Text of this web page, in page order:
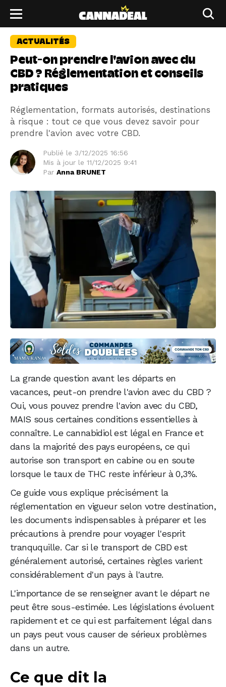
ACTUALITÉS
Peut-on prendre l'avion avec du
CBD ? Réglementation et conseils
pratiques
Réglementation, formats autorisés, destinations
à risque : tout ce que vous devez savoir pour
prendre l'avion avec votre CBD.
Publié le 3/12/2025 16:56
Mis à jour le 11/12/2025 9:41
Par Anna BRUNET
La grande question avant les départs en
vacances, peut-on prendre l'avion avec du CBD ?
Oui, vous pouvez prendre l'avion avec du CBD,
MAIS sous certaines conditions essentielles à
connaître. Le cannabidiol est légal en France et
dans la majorité des pays européens, ce qui
autorise son transport en cabine ou en soute
lorsque le taux de THC reste inférieur à 0,3%.
Ce guide vous explique précisément la
réglementation en vigueur selon votre destination,
les documents indispensables à préparer et les
précautions à prendre pour voyager l'esprit
tranququille. Car si le transport de CBD est
généralement autorisé, certaines règles varient
considérablement d'un pays à l'autre.
L'importance de se renseigner avant le départ ne
peut être sous-estimée. Les législations évoluent
rapidement et ce qui est parfaitement légal dans
un pays peut vous causer de sérieux problèmes
dans un autre.
Ce que dit la